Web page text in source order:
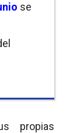
se
propias